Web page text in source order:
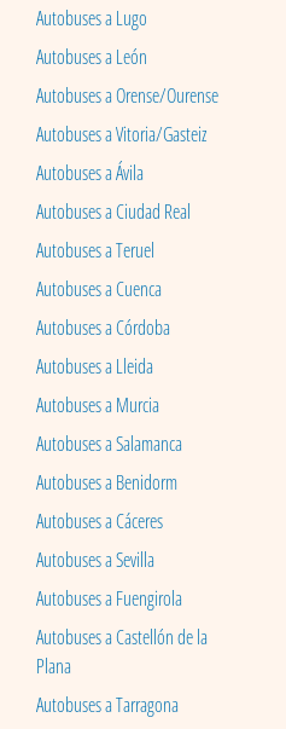
Autobuses a Lugo
Autobuses a León
Autobuses a Orense/Ourense
Autobuses a Vitoria/Gasteiz
Autobuses a Ávila
Autobuses a Ciudad Real
Autobuses a Teruel
Autobuses a Cuenca
Autobuses a Córdoba
Autobuses a Lleida
Autobuses a Murcia
Autobuses a Salamanca
Autobuses a Benidorm
Autobuses a Cáceres
Autobuses a Sevilla
Autobuses a Fuengirola
Autobuses a Castellón de la
Plana
Autobuses a Tarragona